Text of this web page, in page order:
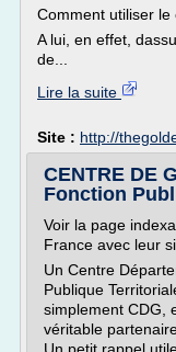
Comment utiliser
A lui, en effet,
de...
Lire la suite
Site : http://
CENTRE DE
Fonction
Voir la page
France avec leur
Un Centre
Publique
simplement CDG,
véritable